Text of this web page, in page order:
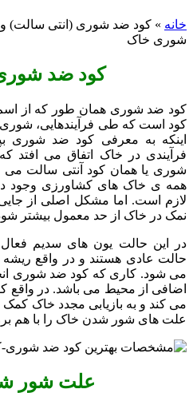
خانه »
شوری خاک
کود ضد
کود ضد شوری همان طور که از اسم
کود است که طی فرآیندهایی،
اینکه به معرفی کود ضد شوری
فرآیندی در خاک اتفاق می افتد
شوری یا همان کود آنتی سالت
همه ی خاک های کشاورزی وجود
لازم است. اما مشکل اصلی از
نمک در خاک از حد معمول بیشتر
در این حالت یون های سدیم
حالت عادی هستند و در واقع
می شود. کاری که کود ضد شوری
می کند و به بازیابی مجدد خاک
علت های شور شدن خاک را با هم
علت شور